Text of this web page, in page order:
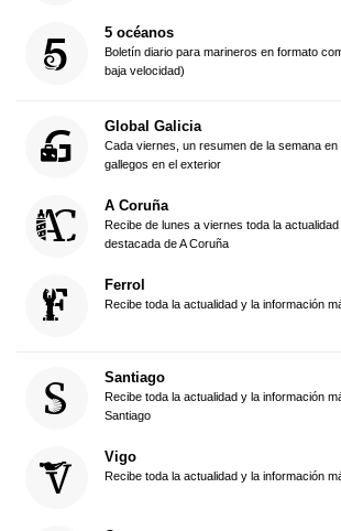
5 océanos
Boletín diario para marineros en formato
baja velocidad)
Global Galicia
Cada viernes, un resumen de la semana
gallegos en el exterior
A Coruña
Recibe de lunes a viernes toda la
destacada de A Coruña
Ferrol
Recibe toda la actualidad y la información
Santiago
Recibe toda la actualidad y la información
Santiago
Vigo
Recibe toda la actualidad y la información